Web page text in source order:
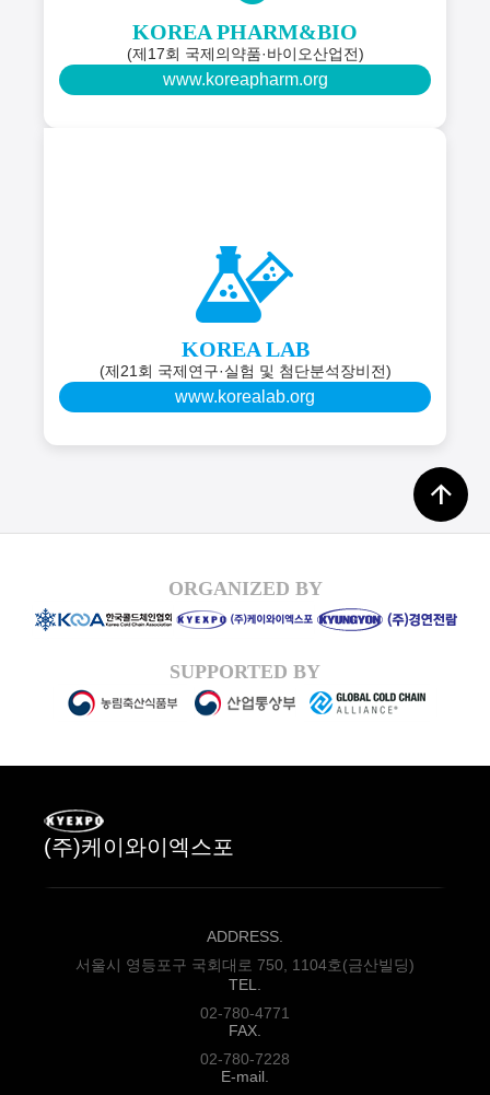
KOREA PHARM&BIO
(제17회 국제의약품·바이오산업전)
www.koreapharm.org
KOREA LAB
(제21회 국제연구·실험 및 첨단분석장비전)
www.korealab.org
arrow_upward
ORGANIZED BY
SUPPORTED BY
(주)케이와이엑스포
ADDRESS.
서울시 영등포구 국회대로 750, 1104호(금산빌딩)
TEL.
02-780-4771
FAX.
02-780-7228
E-mail.